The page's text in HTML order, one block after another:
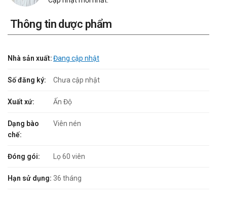
Thông tin dược phẩm
Nhà sản xuất:Đang cập nhật
Số đăng ký: Chưa cập nhật
Xuất xứ: Ấn Độ
Dạng bào
chế:
Viên nén
Đóng gói: Lọ 60 viên
Hạn sử dụng: 36 tháng